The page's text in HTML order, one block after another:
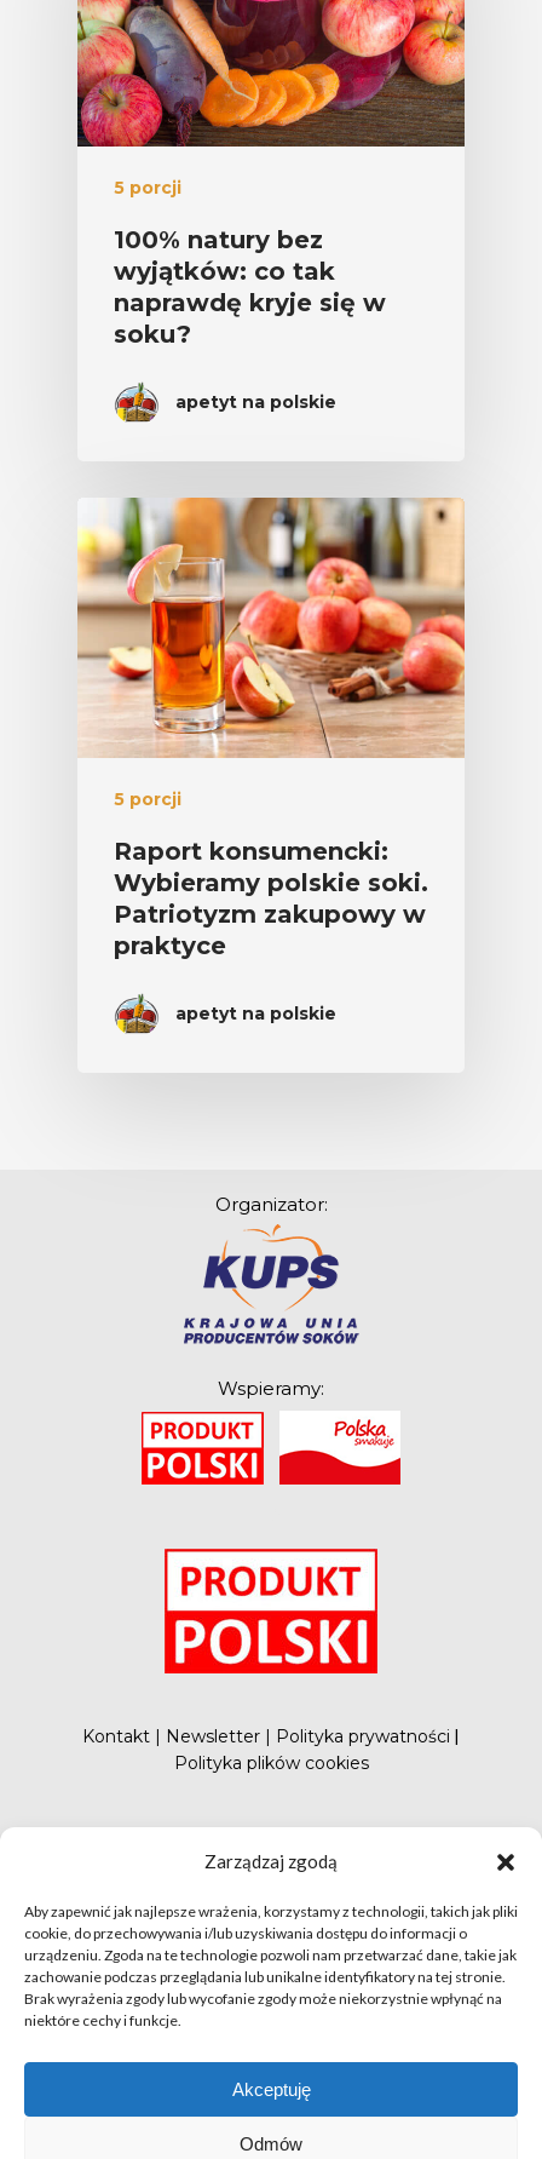
Zarządzaj zgodą
Aby zapewnić jak najlepsze wrażenia, korzystamy z technologii, takich jak pliki
cookie, do przechowywania i/lub uzyskiwania dostępu do informacji o
urządzeniu. Zgoda na te technologie pozwoli nam przetwarzać dane, takie jak
zachowanie podczas przeglądania lub unikalne identyfikatory na tej stronie.
Brak wyrażenia zgody lub wycofanie zgody może niekorzystnie wpłynąć na
niektóre cechy i funkcje.
Akceptuję
Odmów
5 porcji
100% natury bez
wyjątków: co tak
naprawdę kryje się w
soku?
apetyt na polskie
5 porcji
Raport konsumencki:
Wybieramy polskie soki.
Patriotyzm zakupowy w
praktyce
apetyt na polskie
Organizator:
Wspieramy:
Kontakt | Newsletter | Polityka prywatności |
Polityka plików cookies
zastrzeżone | realizacjaHillnet
O